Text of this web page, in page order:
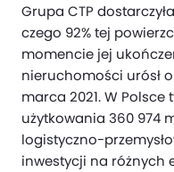
Grupa CTP
czego 92% tej
momencie jej
nieruchomości urósł o
marca 2021. W
użytkowania 360 974
logistyczno-
inwestycji na różnych